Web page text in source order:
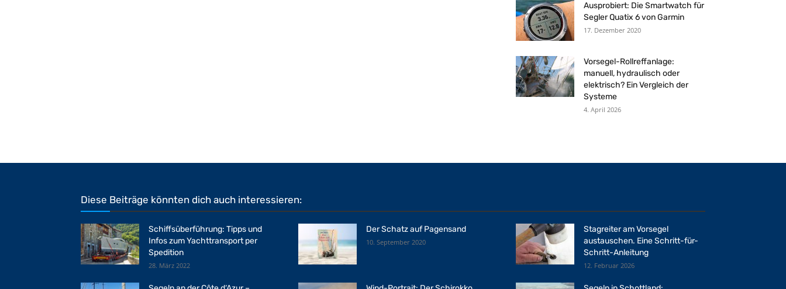
Ausprobiert: Die Smartwatch für
Segler Quatix 6 von Garmin
17. Dezember 2020
Vorsegel-Rollreffanlage:
manuell, hydraulisch oder
elektrisch? Ein Vergleich der
Systeme
4. April 2026
Diese Beiträge könnten dich auch interessieren:
Schiffsüberführung: Tipps und
Infos zum Yachttransport per
Spedition
28. März 2022
Der Schatz auf Pagensand
10. September 2020
Stagreiter am Vorsegel
austauschen. Eine Schritt-für-
Schritt-Anleitung
12. Februar 2026